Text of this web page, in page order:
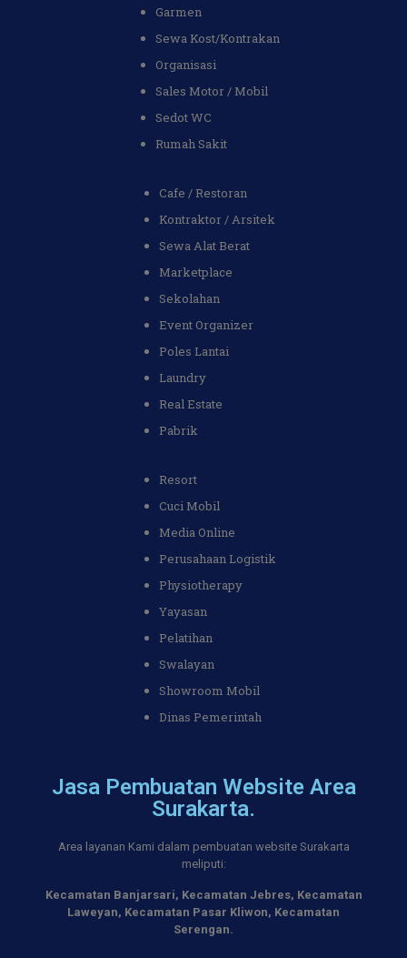
Garmen
Sewa Kost/Kontrakan
Organisasi
Sales Motor / Mobil
Sedot WC
Rumah Sakit
Cafe / Restoran
Kontraktor / Arsitek
Sewa Alat Berat
Marketplace
Sekolahan
Event Organizer
Poles Lantai
Laundry
Real Estate
Pabrik
Resort
Cuci Mobil
Media Online
Perusahaan Logistik
Physiotherapy
Yayasan
Pelatihan
Swalayan
Showroom Mobil
Dinas Pemerintah
Jasa Pembuatan Website Area
Surakarta.
Area layanan Kami dalam pembuatan website Surakarta
meliputi:
Kecamatan Banjarsari, Kecamatan Jebres, Kecamatan
Laweyan, Kecamatan Pasar Kliwon, Kecamatan
Serengan.